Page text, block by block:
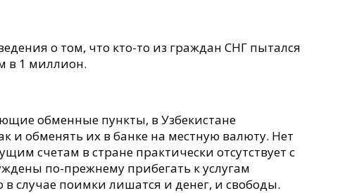
о том, что кто-то из граждан СНГ пытался
в 1 миллион.
обменные пункты, в Узбекистане
и обменять их в банке на местную валюту. Нет
счетам в стране практически отсутствует с
по-прежнему прибегать к услугам
случае поимки лишатся и денег, и свободы.